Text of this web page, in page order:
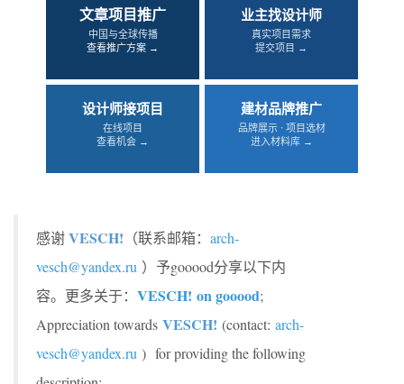
文章项目推广
中国与全球传播
查看推广方案 →
业主找设计师
真实项目需求
提交项目 →
设计师接项目
在线项目
查看机会 →
建材品牌推广
品牌展示 · 项目选材
进入材料库 →
感谢VESCH! （联系邮箱： arch-
vesch@yandex.ru ）予gooood分享以下内
容。更多关于： VESCH! on gooood;
Appreciation towards VESCH! (contact: arch-
vesch@yandex.ru ) for providing the following